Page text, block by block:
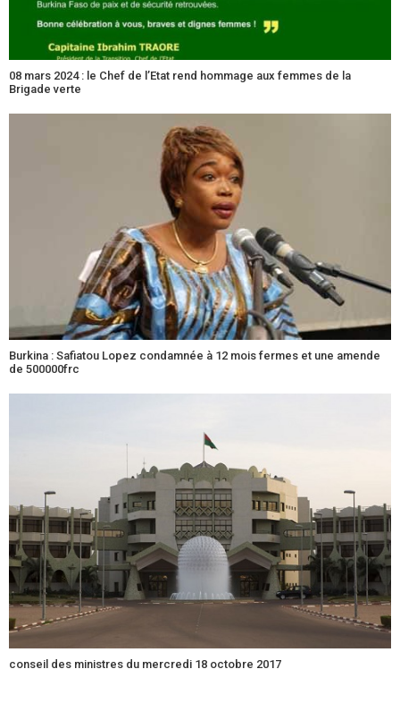
08 mars 2024 : le Chef de l’Etat rend hommage aux femmes de la
Brigade verte
Burkina : Safiatou Lopez condamnée à 12 mois fermes et une amende
de 500000frc
conseil des ministres du mercredi 18 octobre 2017